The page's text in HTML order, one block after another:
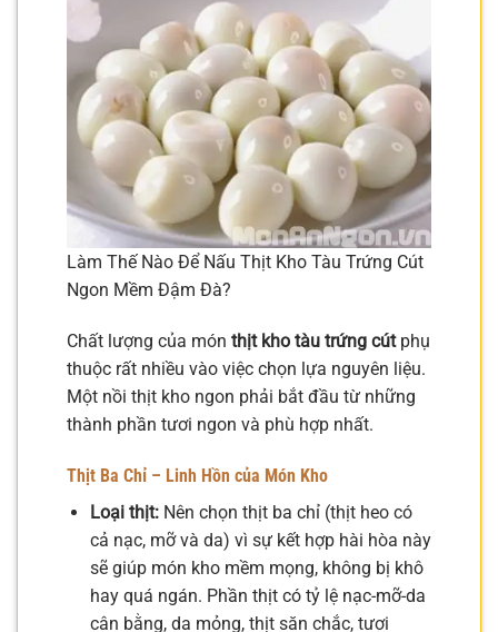
Làm Thế Nào Để Nấu Thịt Kho Tàu Trứng Cút
Ngon Mềm Đậm Đà?
Chất lượng của món thịt kho tàu trứng cútphụ
thuộc rất nhiều vào việc chọn lựa nguyên liệu.
Một nồi thịt kho ngon phải bắt đầu từ những
thành phần tươi ngon và phù hợp nhất.
Thịt Ba Chỉ – Linh Hồn của Món Kho
Loại thịt:Nên chọn thịt ba chỉ (thịt heo có
cả nạc, mỡ và da) vì sự kết hợp hài hòa này
sẽ giúp món kho mềm mọng, không bị khô
hay quá ngán. Phần thịt có tỷ lệ nạc-mỡ-da
cân bằng, da mỏng, thịt săn chắc, tươi